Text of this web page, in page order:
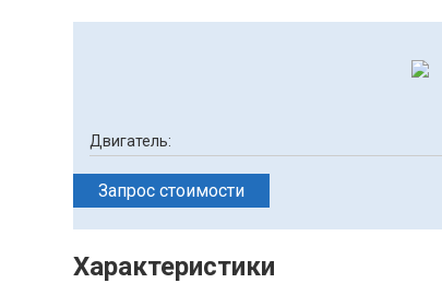
Двигатель:
Запрос стоимости
Характеристики